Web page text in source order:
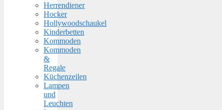
Herrendiener
Hocker
Hollywoodschaukel
Kinderbetten
Kommoden
Kommoden
&
Regale
Küchenzeilen
Lampen
und
Leuchten